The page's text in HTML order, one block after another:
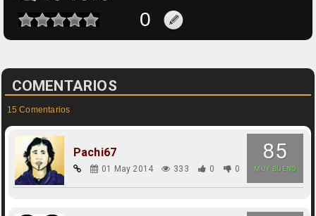
COMENTARIOS
15 Comentarios
85
MUY BUENO
Pachi67
01 May 2014 333 0 0